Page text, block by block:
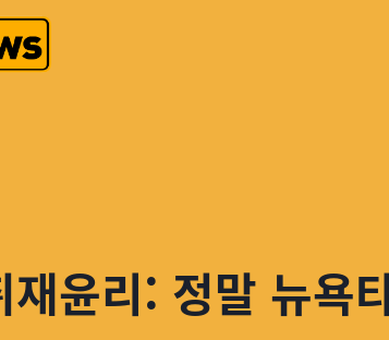
재윤리: 정말 뉴욕